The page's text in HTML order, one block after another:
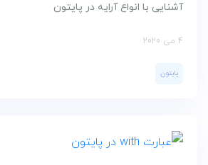
آشنایی با انواع آرایه در پایتون
4 می 2020
پایتون